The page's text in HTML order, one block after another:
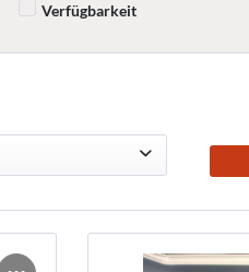
Verfügbarkeit